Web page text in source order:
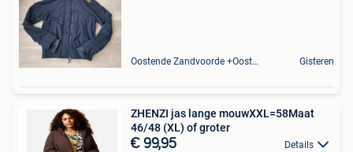
Oostende Zandvoorde +Oostende Gisteren
ZHENZI jas lange mouwXXL=58Maat
46/48 (XL) of groter
€ 99,95 Details